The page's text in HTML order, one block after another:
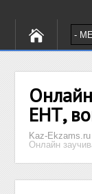
ЕНТ,
Kaz-Ekzams.ru
Онлайн